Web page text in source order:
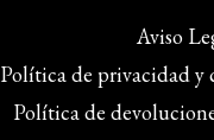
Aviso
Política de privacidad y
Política de